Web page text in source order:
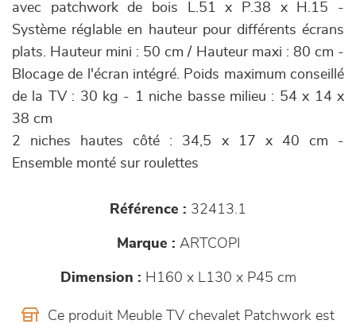
avec patchwork de bois L.51 x P.38 x H.15 -
Système réglable en hauteur pour différents écrans
plats. Hauteur mini : 50 cm / Hauteur maxi : 80 cm -
Blocage de l'écran intégré. Poids maximum conseillé
de la TV : 30 kg - 1 niche basse milieu : 54 x 14 x
38 cm
2 niches hautes côté : 34,5 x 17 x 40 cm -
Ensemble monté sur roulettes
Référence : 32413.1
Marque : ARTCOPI
Dimension : H160 x L130 x P45 cm
Ce produit Meuble TV chevalet Patchwork est